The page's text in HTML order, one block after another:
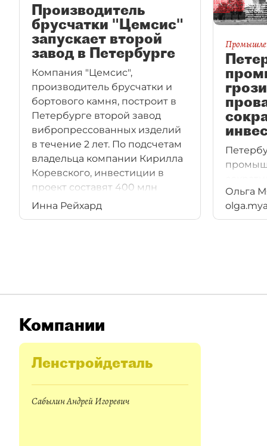
Производитель
брусчатки "Цемсис"
запускает второй
завод в Петербурге
Компания "Цемсис",
производитель брусчатки и
бортового камня, построит в
Петербурге второй завод
вибропрессованных изделий
в течение 2 лет. По подсчетам
владельца компании Кирилла
Коревского, инвестиции в
проект составят 400 млн
рублей.
Инна Рейхард
в
и
в
Ольга
Компании
Ленстройдеталь
Сабылин Андрей Игоревич